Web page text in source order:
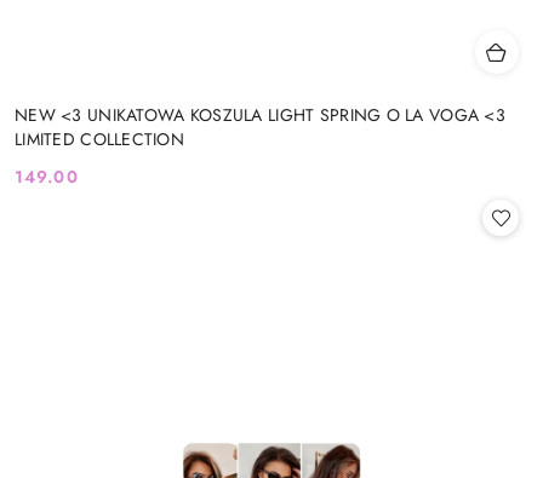
NEW <3 UNIKATOWA KOSZULA LIGHT SPRING O LA VOGA <3
LIMITED COLLECTION
Cena:
149.00